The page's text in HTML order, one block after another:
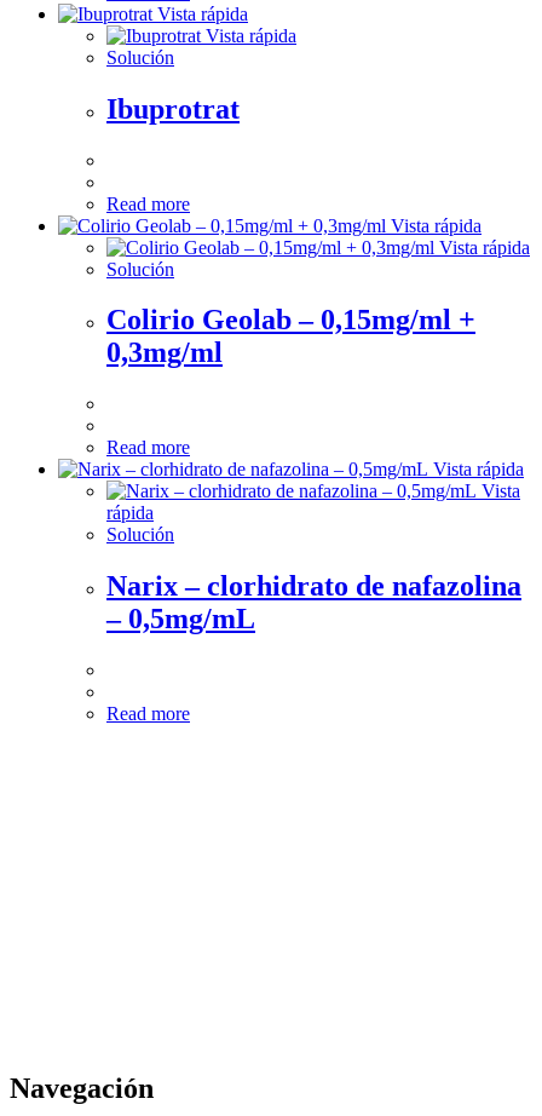
Vista rápida
Vista rápida
Solución
Ibuprotrat
Read more
Vista rápida
Vista rápida
Solución
Colirio Geolab – 0,15mg/ml +
0,3mg/ml
Read more
Vista rápida
Vista
rápida
Solución
Narix – clorhidrato de nafazolina
– 0,5mg/mL
Read more
Navegación